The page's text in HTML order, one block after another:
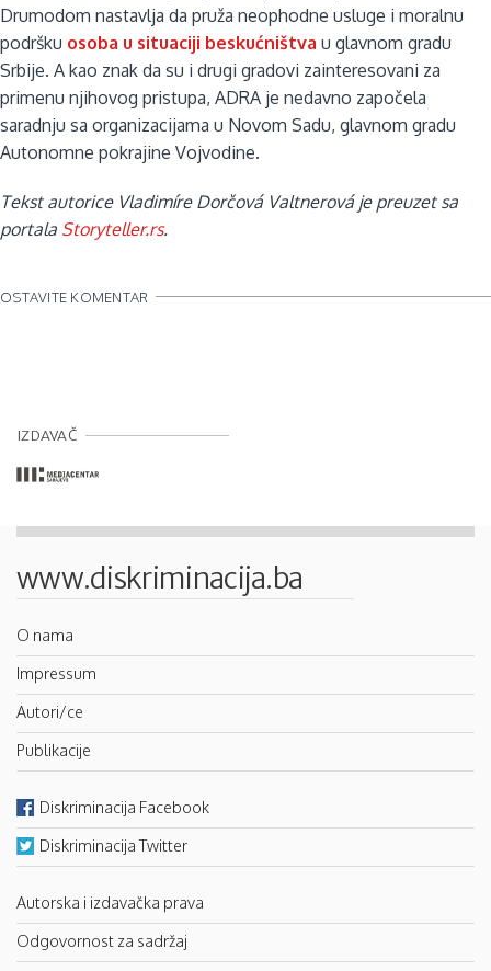
Drumodom nastavlja da pruža neophodne usluge i moralnu
podršku osoba u situaciji beskućništva u glavnom gradu
Srbije. A kao znak da su i drugi gradovi zainteresovani za
primenu njihovog pristupa, ADRA je nedavno započela
saradnju sa organizacijama u Novom Sadu, glavnom gradu
Autonomne pokrajine Vojvodine.
Tekst autorice Vladimíre Dorčová Valtnerová je preuzet sa
portala Storyteller.rs.
OSTAVITE KOMENTAR
IZDAVAČ
www.diskriminacija.ba
O nama
Impressum
Autori/ce
Publikacije
Diskriminacija Facebook
Diskriminacija Twitter
Autorska i izdavačka prava
Odgovornost za sadržaj